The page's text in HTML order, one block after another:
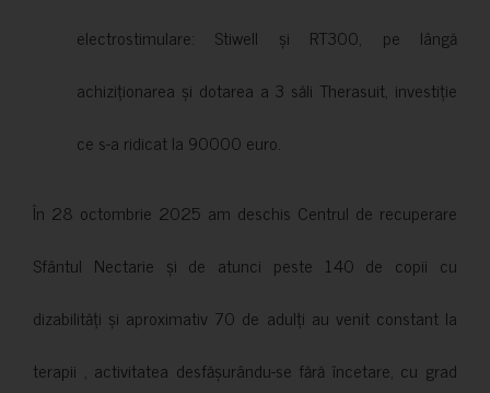
electrostimulare: Stiwell și RT300, pe lângă
achiziționarea și dotarea a 3 săli Therasuit, investiție
ce s-a ridicat la 90000 euro.
În 28 octombrie 2025 am deschis Centrul de recuperare
Sfântul Nectarie și de atunci peste 140 de copii cu
dizabilități și aproximativ 70 de adulți au venit constant la
terapii , activitatea desfășurându-se fără încetare, cu grad